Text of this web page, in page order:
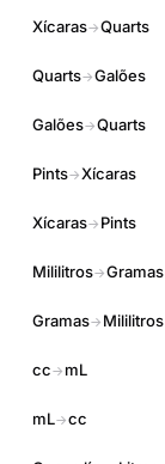
Xícaras→Quarts
Quarts→Galões
Galões→Quarts
Pints→Xícaras
Xícaras→ Pints
Mililitros→Gramas
Gramas→ Mililitros
cc→ mL
mL→cc